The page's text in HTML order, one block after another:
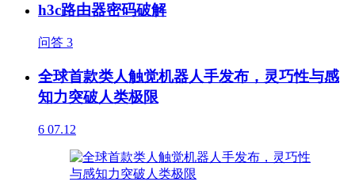
h3c路由器密码破解
问答 3
全球首款类人触觉机器人手发布，灵巧性与感
知力突破人类极限
6 07.12